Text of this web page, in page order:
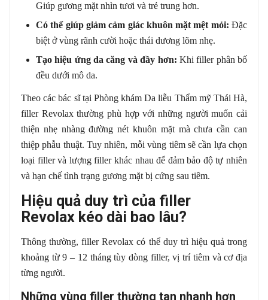
Giúp gương mặt nhìn tươi và trẻ trung hơn.
Có thể giúp giảm cảm giác khuôn mặt mệt mỏi: Đặc
biệt ở vùng rãnh cười hoặc thái dương lõm nhẹ.
Tạo hiệu ứng da căng và đầy hơn: Khi filler phân bố
đều dưới mô da.
Theo các bác sĩ tại Phòng khám Da liễu Thẩm mỹ Thái Hà,
filler Revolax thường phù hợp với những người muốn cải
thiện nhẹ nhàng đường nét khuôn mặt mà chưa cần can
thiệp phẫu thuật. Tuy nhiên, mỗi vùng tiêm sẽ cần lựa chọn
loại filler và lượng filler khác nhau để đảm bảo độ tự nhiên
và hạn chế tình trạng gương mặt bị cứng sau tiêm.
Hiệu quả duy trì của filler
Revolax kéo dài bao lâu?
Thông thường, filler Revolax có thể duy trì hiệu quả trong
khoảng từ 9 – 12 tháng tùy dòng filler, vị trí tiêm và cơ địa
từng người.
Những vùng filler thường tan nhanh hơn